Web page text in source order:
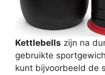
Kettlebells zijn na
gebruikte
kunt bijvoorbeeld de